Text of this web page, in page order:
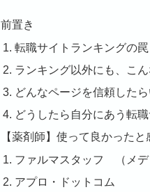
前置き
転職サイトランキングの罠
ランキング以外にも、こ
どんなページを信頼した
どうしたら自分にあう転
【薬剤師】使って良かった
ファルマスタッフ （メデ
アプロ・ドットコム